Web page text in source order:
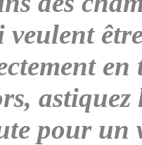
veulent
astiquez
pour un